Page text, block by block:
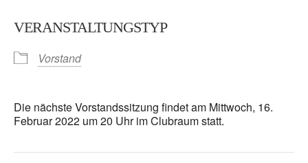
VERANSTALTUNGSTYP
Vorstand
Die nächste Vorstandssitzung findet am Mittwoch, 16.
Februar 2022 um 20 Uhr im Clubraum statt.